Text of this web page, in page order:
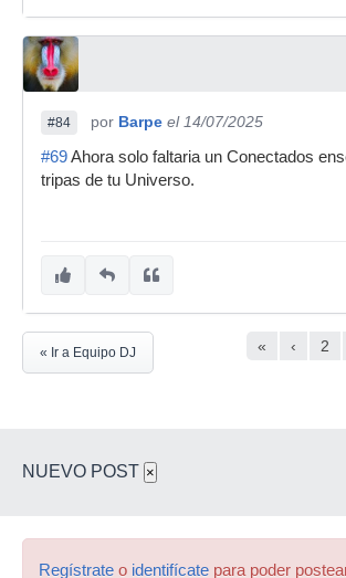
#84 por Barpe el 14/07/2025
#69Ahora solo faltaria un Conectados
tripas de tu Universo.
« ‹ 2
« Ir a Equipo DJ
NUEVO POST ×
Regístrate o identifícate para poder